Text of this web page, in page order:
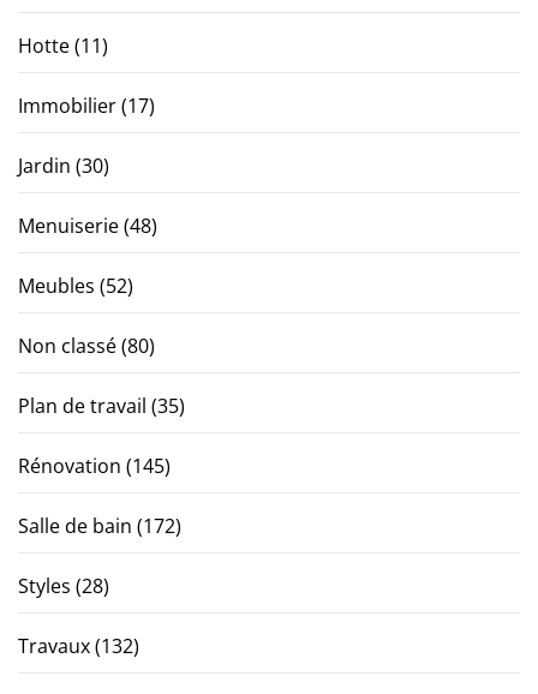
Hotte(11)
Immobilier(17)
Jardin (30)
Menuiserie(48)
Meubles (52)
Non classé(80)
Plan de travail (35)
Rénovation (145)
Salle de bain (172)
Styles (28)
Travaux(132)